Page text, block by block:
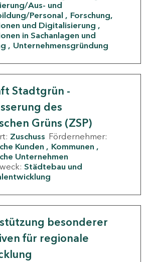
Aus- und
Personal
Forschung,
und Digitalisierung
in Sachanlagen und
Unternehmensgründung
Stadtgrün -
des
Grüns (ZSP)
Zuschuss Fördernehmer:
Kunden
Kommunen
Unternehmen
Städtebau und
besonderer
für regionale